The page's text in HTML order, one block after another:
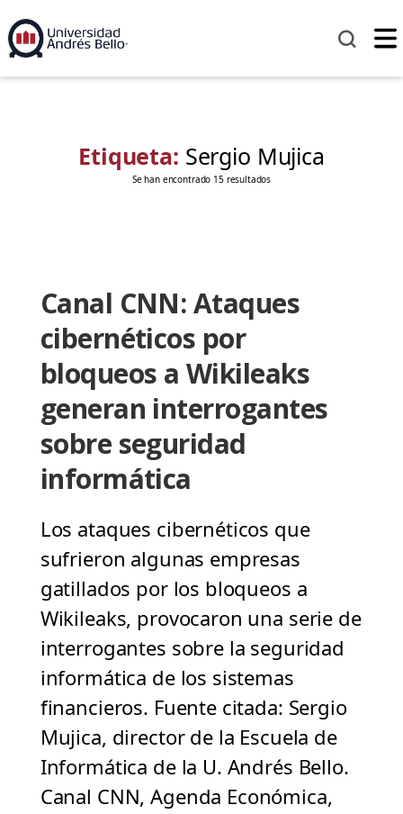
Etiqueta: Sergio Mujica
Se han encontrado 15 resultados
Canal CNN: Ataques
cibernéticos por
bloqueos a Wikileaks
generan interrogantes
sobre seguridad
informática
Los ataques cibernéticos que
sufrieron algunas empresas
gatillados por los bloqueos a
Wikileaks, provocaron una serie de
interrogantes sobre la seguridad
informática de los sistemas
financieros. Fuente citada: Sergio
Mujica, director de la Escuela de
Informática de la U. Andrés Bello.
Canal CNN, Agenda Económica,